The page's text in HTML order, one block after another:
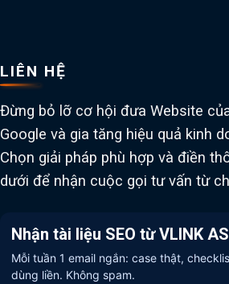
LIÊN HỆ
Đừng bỏ lỡ cơ hội đưa Website
Google và gia tăng hiệu quả kinh
Chọn giải pháp phù hợp và điền
dưới để nhận cuộc gọi tư vấn từ
Nhận tài liệu SEO từ VLINK
Mỗi tuần 1 email ngắn: case thật,
dùng liền. Không spam.